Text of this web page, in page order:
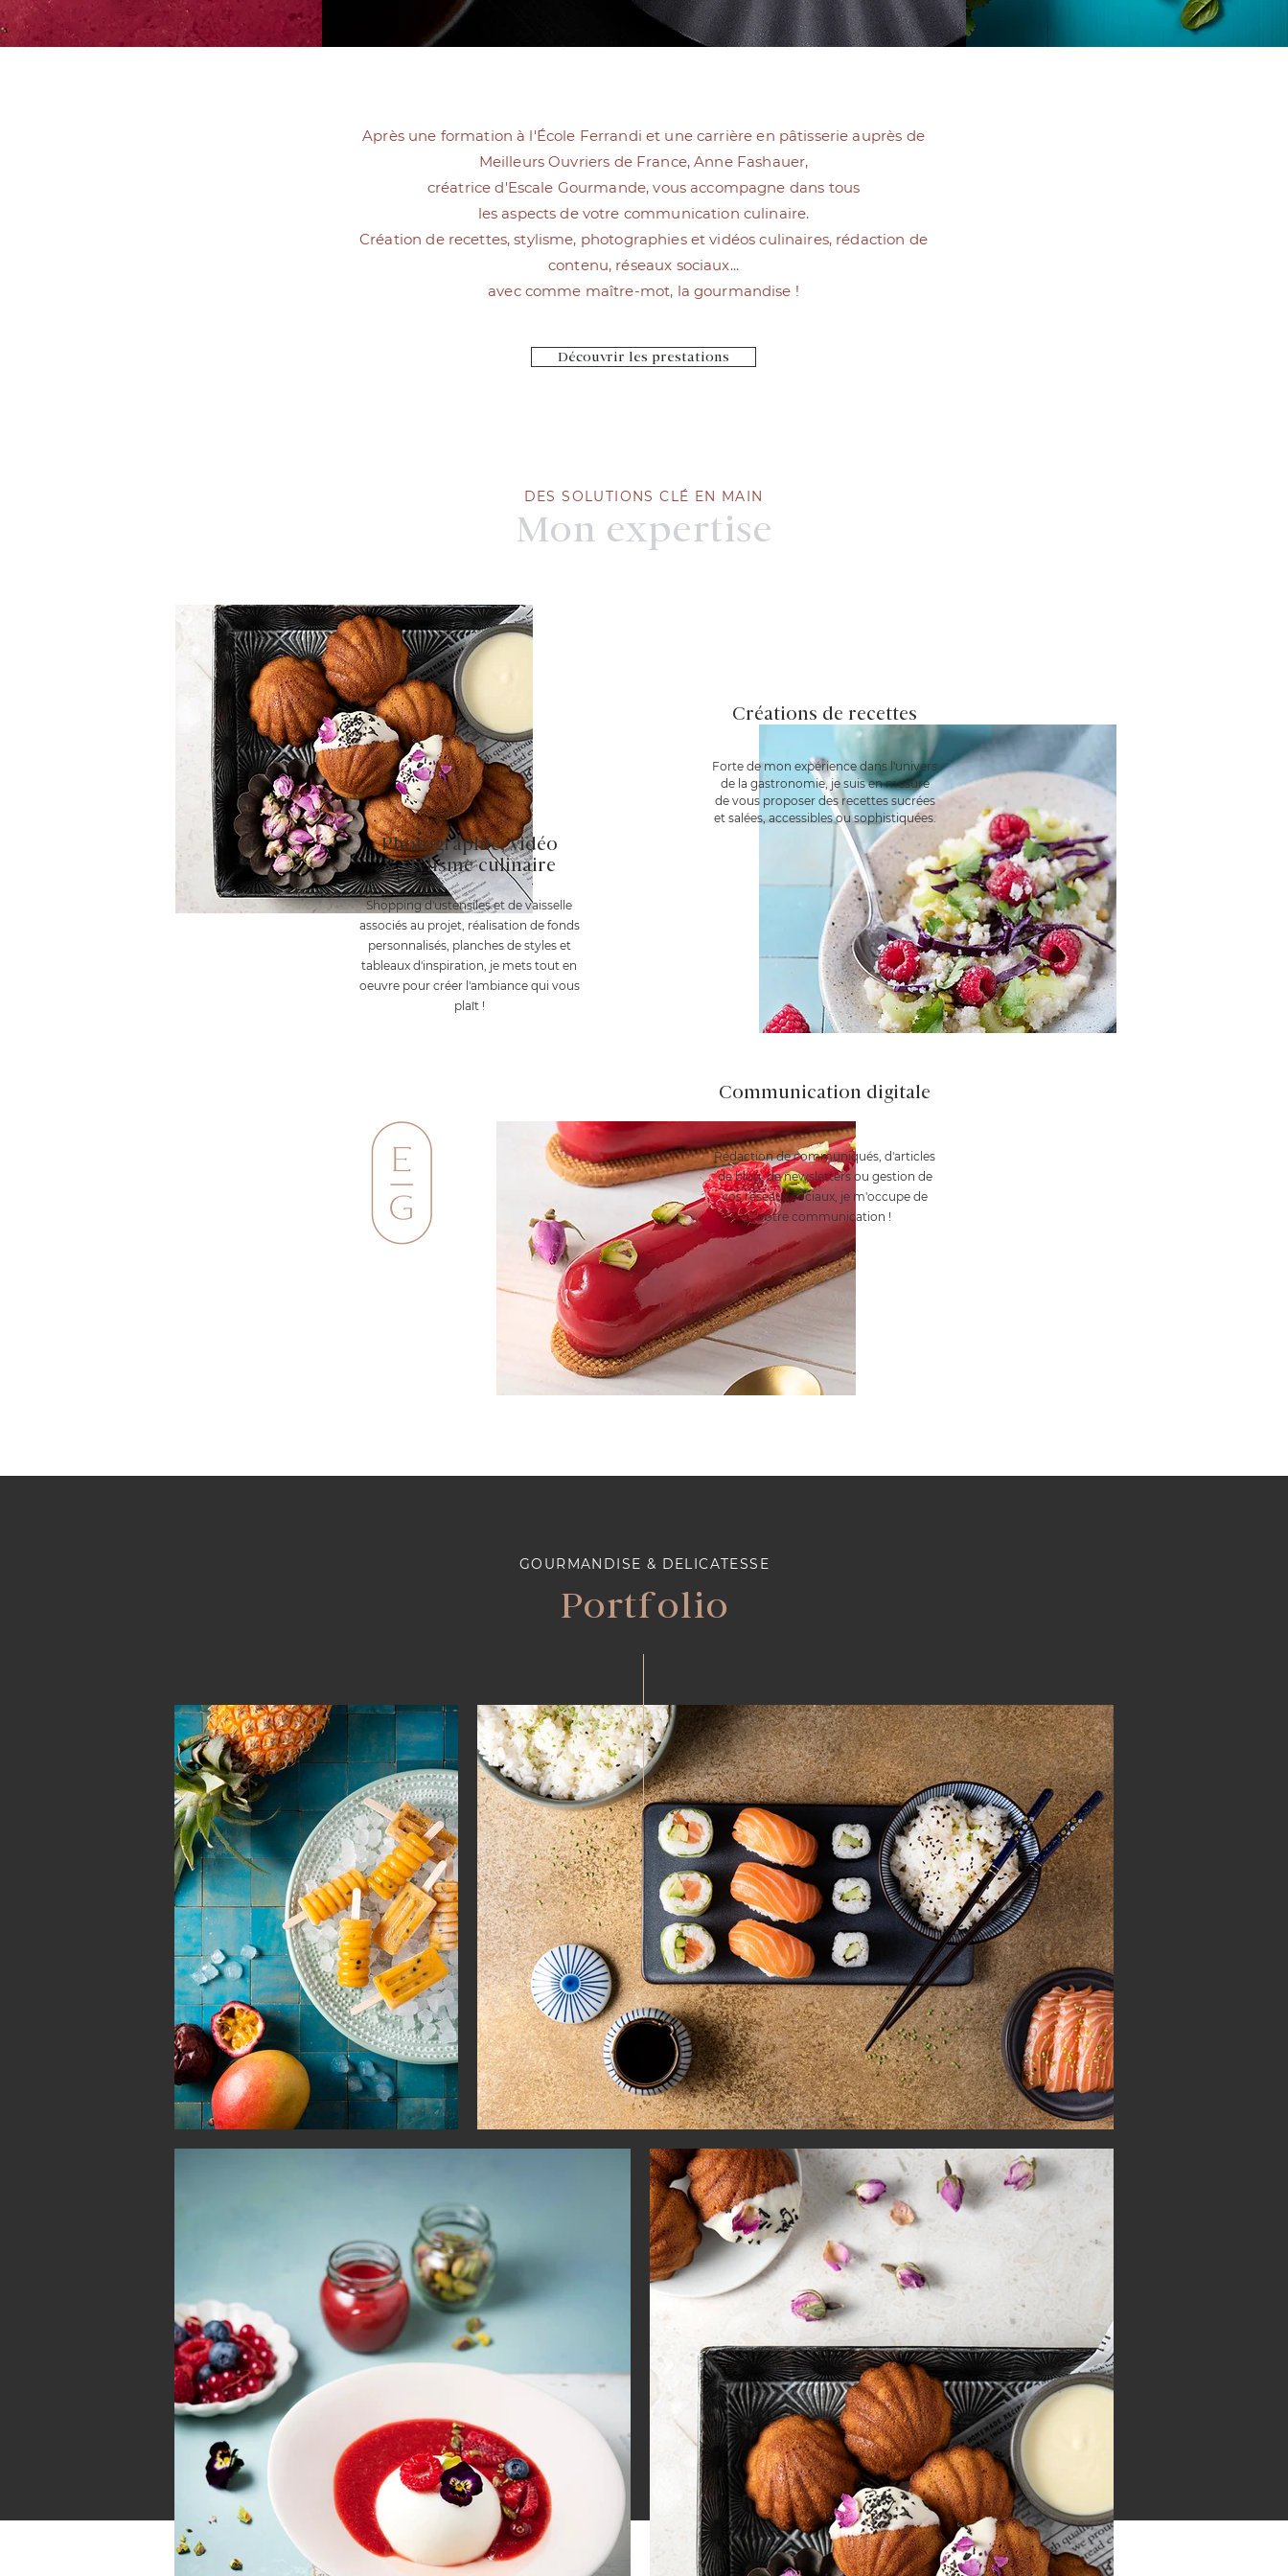
Après une formation à l'École Ferrandi et une carrière en pâtisserie auprès de
Meilleurs Ouvriers de France, Anne Fashauer,
créatrice d'Escale Gourmande, vous accompagne dans tous
les aspects de votre communication culinaire.
Création de recettes, stylisme, photographies et vidéos culinaires, rédaction de
contenu, réseaux sociaux...
avec comme maître-mot, la gourmandise !
Découvrir les prestations
DES SOLUTIONS CLÉ EN MAIN
Mon expertise
Photographie, vidéo
& stylisme culinaire
Shopping d'ustensiles et de vaisselle
associés au projet, réalisation de fonds
personnalisés, planches de styles et
tableaux d'inspiration, je mets tout en
oeuvre pour créer l'ambiance qui vous
plaît !
Créations de recettes
Forte de mon expérience dans l'univers
de la gastronomie, je suis en mesure
de vous proposer des recettes sucrées
et salées, accessibles ou sophistiquées.
Communication digitale
Rédaction de communiqués, d'articles
de blog, de newsletters ou gestion de
vos réseauxsociaux, je m'occupe de
votre communication !
GOURMANDISE & DELICATESSE
Portfolio